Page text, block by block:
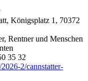
Königsplatz 1, 70372
Rentner und Menschen
35 32
2/cannstatter-